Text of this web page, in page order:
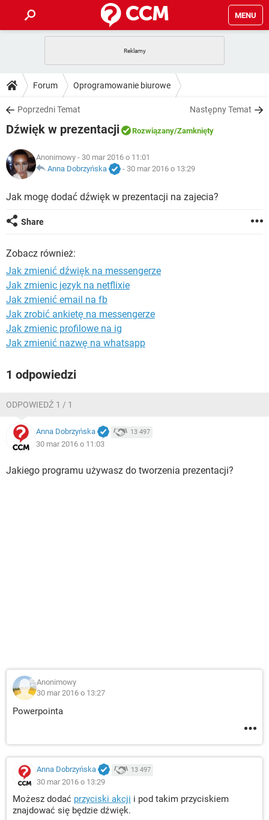
MENU
GRY WHATSAPP
SPOTIFY
INSTAGRAM FACEBOOK
WINDOWS 10
PORADY
PlayStation
INSTAGRAM FACEBOOK
WINDOWS 10
DO POBRANIA
ANDROID TIKTOK
GRY
IOS NETFLIX
INSTAGRAM FACEBOOK
FORUM
COVID-19 TIKTOK
GRY
SPOTIFY NETFLIX
INSTAGRAM
ARTYKUŁY
COVID-19 TIKTOK
INSTAGRAM
WINDOWS 10
Forum Oprogramowanie biurowe
Poprzedni Temat Następny Temat
Dźwięk w prezentacji Rozwiązany/Zamknięty
Anonimowy - 30 mar 2016 o 11:01
Anna Dobrzyńska
- 30 mar 2016 o 13:29
Jak mogę dodać dźwięk w prezentacji na zajecia?
Share
Zobacz również:
Jak zmienić dźwięk na messengerze
Jak zmienic jezyk na netflixie
Jak zmienić email na fb
Jak zrobić ankietę na messengerze
Jak zmienic profilowe na ig
Jak zmienić nazwę na whatsapp
1 odpowiedzi
ODPOWIEDŹ 1 / 1
Anna Dobrzyńska 13 497
30 mar 2016 o 11:03
Jakiego programu używasz do tworzenia prezentacji?
Anonimowy
30 mar 2016 o 13:27
Powerpointa
Anna Dobrzyńska 13 497
30 mar 2016 o 13:29
Możesz dodać przyciski akcji i pod takim przyciskiem
znajdować się będzie dźwięk.